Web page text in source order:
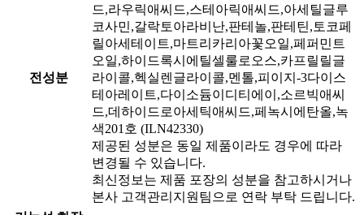
전성분
드,라우릭애씨드,스테아릭애씨드,아세틸글루
코사민,갈락토아라비난,판테놀,판테틴,토코페
릴아세테이트,마트리카리아꽃오일,페퍼민트
오일,하이드록시에틸셀룰로오스,카프릴릴글
라이콜,헥실렌글라이콜,멘톨,피이지-3다이스
테아레이트,다이소듐이디티에이,소르빅애씨
드,데하이드로아세틱애씨드,페녹시에탄올,녹
색201호 (ILN42330)
제공된 성분은 동일 제품이라도 경우에 따라
변경될 수 있습니다.
최신정보는 제품 포장의 성분을 참고하시거나
본사 고객관리지원팀으로 연락 부탁 드립니다.